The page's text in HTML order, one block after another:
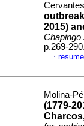
2015)
Chapingo
p.269-
·
Molina-
(1779-